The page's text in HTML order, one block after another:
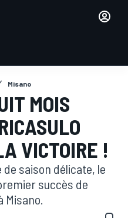
Misano
MOIS
VICTOIRE !
saison délicate, le
succès de